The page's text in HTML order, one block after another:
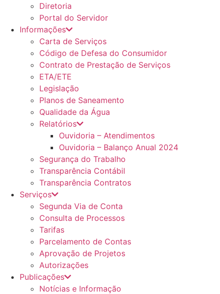
Diretoria
Portal do Servidor
Informações
Carta de Serviços
Código de Defesa do Consumidor
Contrato de Prestação de Serviços
ETA/ETE
Legislação
Planos de Saneamento
Qualidade da Água
Relatórios
Ouvidoria – Atendimentos
Ouvidoria – Balanço Anual 2024
Segurança do Trabalho
Transparência Contábil
Transparência Contratos
Serviços
Segunda Via de Conta
Consulta de Processos
Tarifas
Parcelamento de Contas
Aprovação de Projetos
Autorizações
Publicações
Notícias e Informação